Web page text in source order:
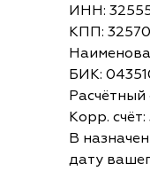
ИНН:
КПП:
БИК:
Расчётный
Корр.
В
дату